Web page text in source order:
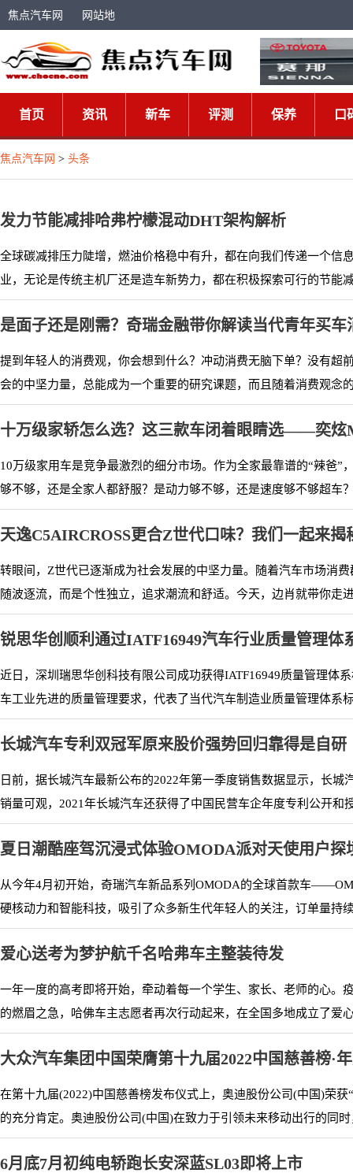
焦点汽车网 网站地
首页 资讯 新车 评测 保养 口
焦点汽车网 > 头条
发力节能减排哈弗柠檬混动DHT架构解析
全球碳减排压力陡增，燃油价格稳中有升，都在向我们传递一个
业，无论是传统主机厂还是造车新势力，都在积极探索可行的节能
是面子还是刚需？奇瑞金融带你解读当代青年买车
提到年轻人的消费观，你会想到什么？冲动消费无脑下单？没有
会的中坚力量，总能成为一个重要的研究课题，而且随着消费观念
十万级家轿怎么选？这三款车闭着眼睛选——奕炫
10万级家用车是竞争最激烈的细分市场。作为全家最靠谱的“辣爸
够不够，还是全家人都舒服？是动力够不够，还是速度够不够超车
天逸C5AIRCROSS更合Z世代口味？我们一起来揭
转眼间，Z世代已逐渐成为社会发展的中坚力量。随着汽车市场消
随波逐流，而是个性独立，追求潮流和舒适。今天，边肖就带你走
锐思华创顺利通过IATF16949汽车行业质量管理体
近日，深圳瑞思华创科技有限公司成功获得IATF16949质量管理体
车工业先进的质量管理要求，代表了当代汽车制造业质量管理体系
长城汽车专利双冠军原来股价强势回归靠得是自研
日前，据长城汽车最新公布的2022年第一季度销售数据显示，长
销量可观，2021年长城汽车还获得了中国民营车企年度专利公开和
夏日潮酷座驾沉浸式体验OMODA派对天使用户探
从今年4月初开始，奇瑞汽车新品系列OMODA的全球首款车
硬核动力和智能科技，吸引了众多新生代年轻人的关注，订单量持
爱心送考为梦护航千名哈弗车主整装待发
一年一度的高考即将开始，牵动着每一个学生、家长、老师的心
的燃眉之急，哈佛车主志愿者再次行动起来，在全国多地成立了爱
大众汽车集团中国荣膺第十九届2022中国慈善榜·
在第十九届(2022)中国慈善榜发布仪式上，奥迪股份公司(中国)荣
的充分肯定。奥迪股份公司(中国)在致力于引领未来移动出行的同
6月底7月初纯电轿跑长安深蓝SL03即将上市